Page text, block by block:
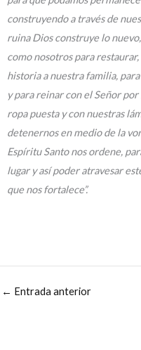
construyendo a través de
ruina Dios construye lo
como nosotros para
historia a nuestra familia,
y para reinar con el Señor
ropa puesta y con nuestras
detenernos en medio de la
Espíritu Santo nos ordene,
lugar y así poder atravesar
que nos fortalece”.
← Entrada anterior